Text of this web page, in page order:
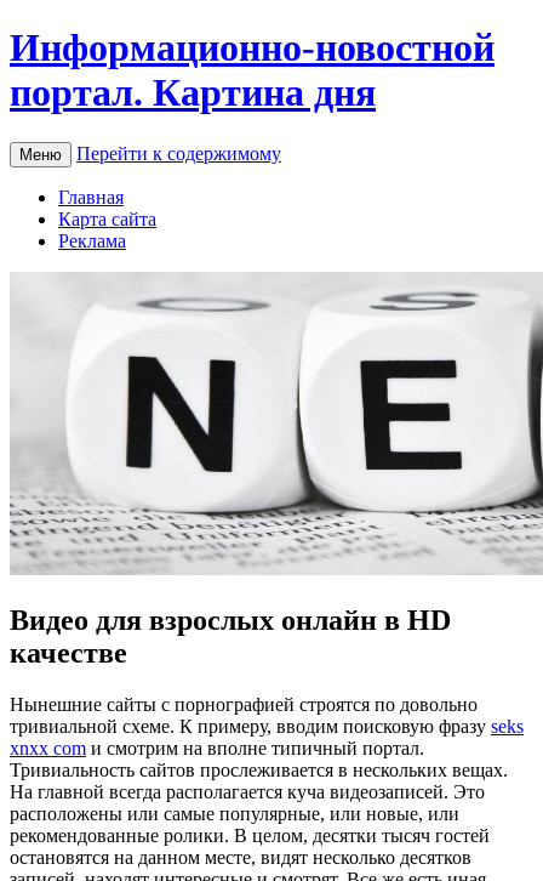
Информационно-новостной
портал. Картина дня
Меню Перейти к содержимому
Главная
Карта сайта
Реклама
Видео для взрослых онлайн в HD
качестве
Нынeшниe сaйты с порнографией строятся по довольно
тривиальной схеме. К примеру, вводим поисковую фразу seks
xnxx com и смотрим на вполне типичный портал.
Тривиальность сайтов прослеживается в нескольких вещах.
На главной всегда располагается куча видеозаписей. Это
расположены или самые популярные, или новые, или
рекомендованные ролики. В целом, десятки тысяч гостей
остановятся на данном месте, видят несколько десятков